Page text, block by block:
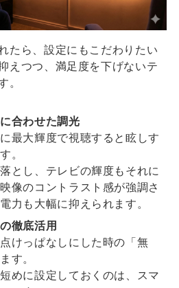
たら、設定にもこだわりたい
えつつ、満足度を下げないテ
合わせた調光
最大輝度で視聴すると眩しす
。
とし、テレビの輝度もそれに
像のコントラスト感が強調さ
力も大幅に抑えられます。
徹底活用
けっぱなしにした時の「無
す。
めに設定しておくのは、スマ